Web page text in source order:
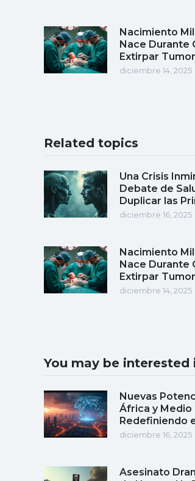
Nacimiento
Nace Durante
Extirpar
diciembre 14, 2025
Related topics
Una Crisis
Debate de
Duplicar las
diciembre 16, 2025
Nacimiento
Nace Durante
Extirpar
diciembre 14, 2025
You may be interested
Nuevas
África y Medio
Redefiniendo
diciembre 16, 2025
Asesinato